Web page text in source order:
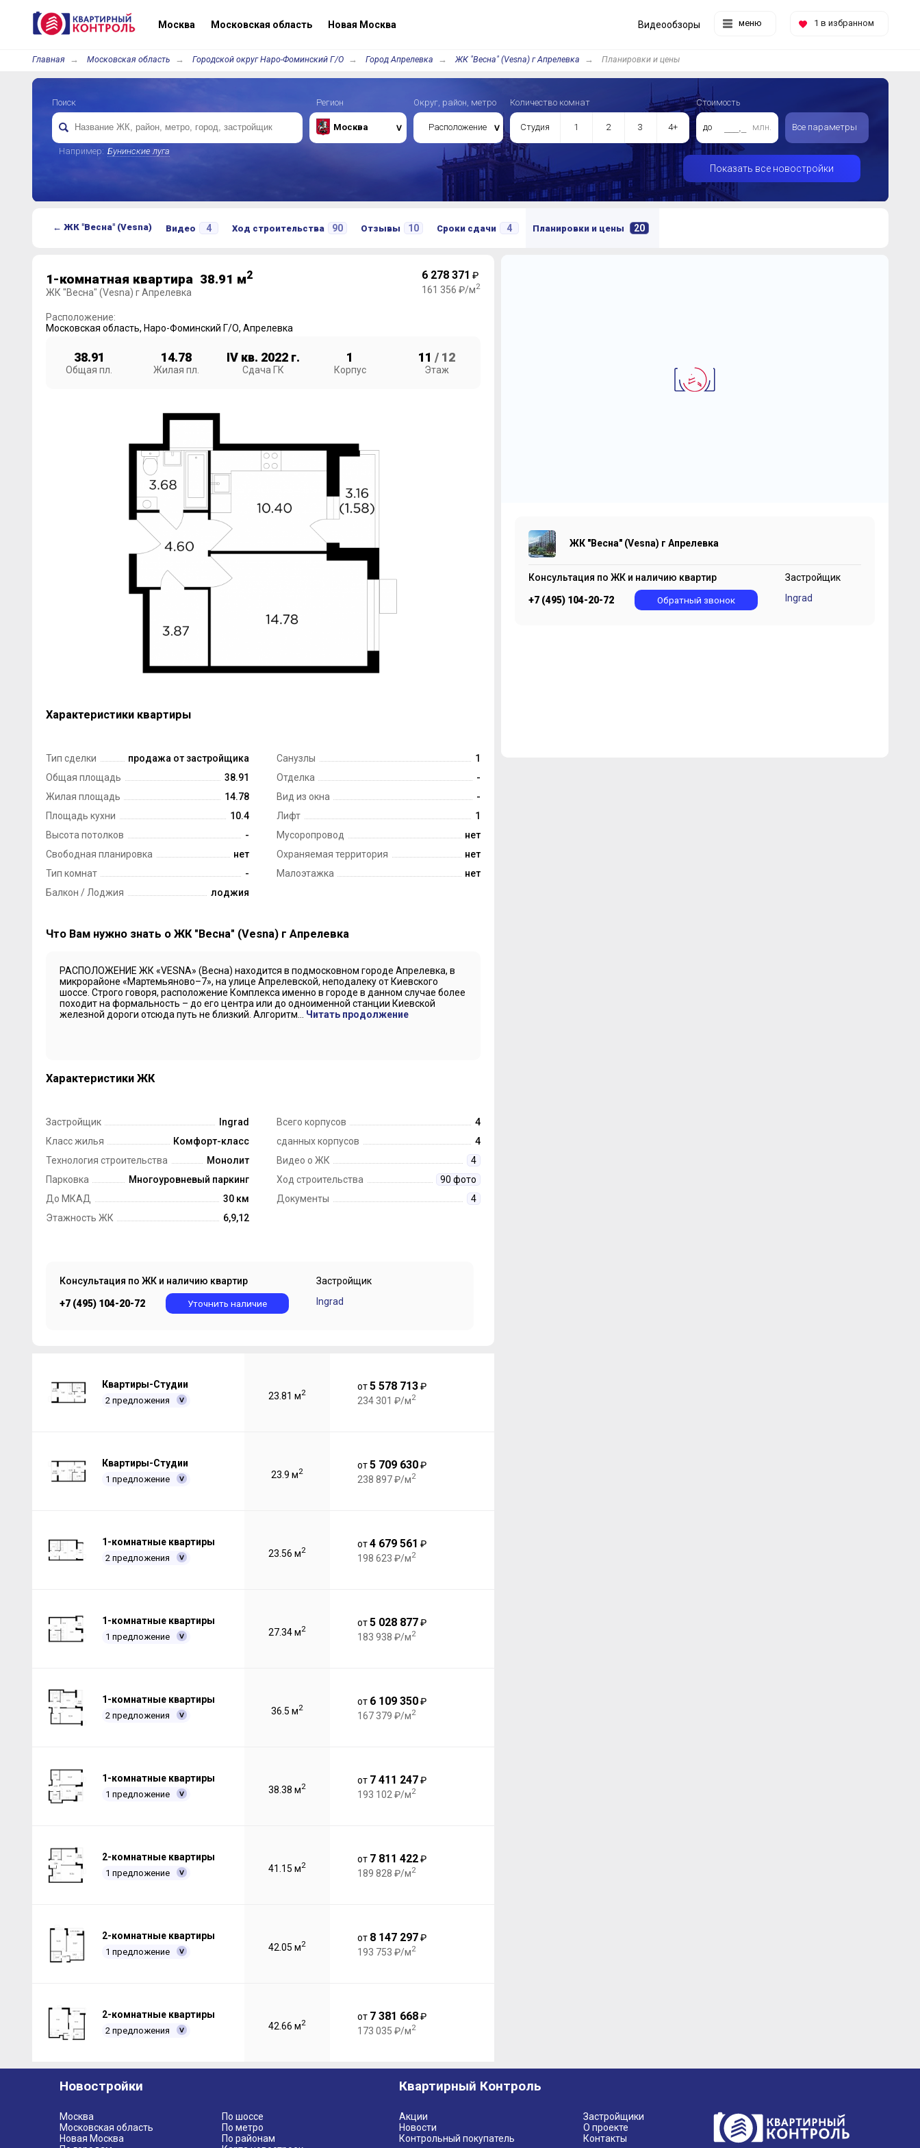
Москва Московская область Новая Москва меню 1 в избранном
Видеообзоры
Главная Московская область Городской округ Наро-Фоминский Г/О Город Апрелевка ЖК "Весна" (Vesna) г Апрелевка Планировки и цены
Поиск
Например: Бунинские луга
Регион
Москва
Округ, район, метро
Расположение
Количество комнат
Студия 1 2 3 4+
Стоимость
до млн. Все параметры
Показать все новостройки
← ЖК "Весна" (Vesna) Видео 4 Ход строительства 90 Отзывы 10 Сроки сдачи 4 Планировки и цены 20
1-комнатная квартира 38.91 м2
ЖК "Весна" (Vesna) г Апрелевка
6 278 371 ₽
161 356 ₽/м2
Расположение:
Московская область, Наро-Фоминский Г/О, Апрелевка
38.91
Общая пл.
14.78
Жилая пл.
IV кв. 2022 г.
Сдача ГК
1
Корпус
11 / 12
Этаж
Характеристики квартиры
Тип сделки
продажа от застройщика
Общая площадь
38.91
Жилая площадь
14.78
Площадь кухни
10.4
Высота потолков
-
Свободная планировка
нет
Тип комнат
-
Балкон / Лоджия
лоджия
Санузлы
1
Отделка
-
Вид из окна
-
Лифт
1
Мусоропровод
нет
Охраняемая территория
нет
Малоэтажка
нет
Что Вам нужно знать о ЖК "Весна" (Vesna) г Апрелевка
РАСПОЛОЖЕНИЕ ЖК «VESNA» (Весна) находится в подмосковном городе Апрелевка, в
микрорайоне «Мартемьяново–7», на улице Апрелевской, неподалеку от Киевского
шоссе. Строго говоря, расположение Комплекса именно в городе в данном случае более
походит на формальность – до его центра или до одноименной станции Киевской
железной дороги отсюда путь не близкий. Алгоритм... Читать продолжение
Характеристики ЖК
Застройщик
Ingrad
Класс жилья
Комфорт-класс
Технология строительства
Монолит
Парковка
Многоуровневый паркинг
До МКАД
30 км
Этажность ЖК
6,9,12
Всего корпусов
4
сданных корпусов
4
Видео о ЖК
4
Ход строительства
90 фото
Документы
4
Консультация по ЖК и наличию квартир
+7 (495) 104-20-72 Уточнить наличие
Застройщик
Ingrad
Квартиры-Студии
2 предложения 23.81 м2
от5 578 713₽
234 301 ₽/м2
Квартиры-Студии
1 предложение 23.9 м2
от5 709 630₽
238 897 ₽/м2
1-комнатные квартиры
2 предложения 23.56 м2
от4 679 561 ₽
198 623 ₽/м2
1-комнатные квартиры
1 предложение 27.34 м2
от5 028 877₽
183 938 ₽/м2
1-комнатные квартиры
2 предложения 36.5 м2
от 6 109 350₽
167 379 ₽/м2
1-комнатные квартиры
1 предложение 38.38 м2
от 7 411 247₽
193 102 ₽/м2
2-комнатные квартиры
1 предложение 41.15 м2
от 7 811 422₽
189 828 ₽/м2
2-комнатные квартиры
1 предложение 42.05 м2
от 8 147 297₽
193 753 ₽/м2
2-комнатные квартиры
2 предложения 42.66 м2
от 7 381 668₽
173 035 ₽/м2
ЖК "Весна" (Vesna) г Апрелевка
Консультация по ЖК и наличию квартир
+7 (495) 104-20-72 Обратный звонок
Застройщик
Ingrad
Новостройки
Москва
Московская область
Новая Москва
По шоссе
По метро
По районам
Квартирный Контроль
Акции
Новости
Контрольный покупатель
Застройщики
О проекте
Контакты